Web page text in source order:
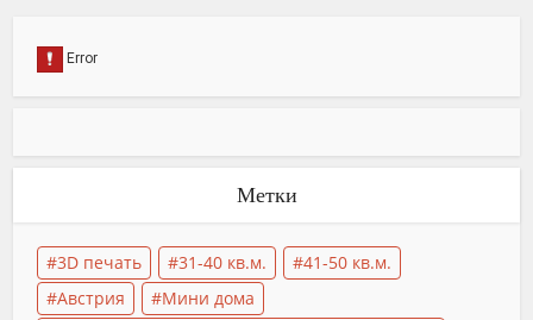
Метки
3D печать 31-40 кв.м.
41-50 кв.м.
Австрия
Мини дома